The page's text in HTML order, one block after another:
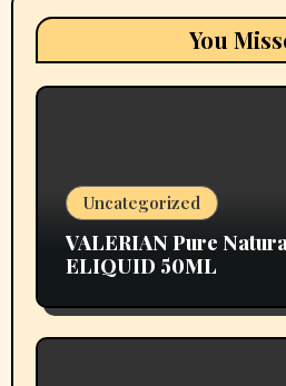
You
Uncategorized
VALERIAN Pure
ELIQUID 50ML